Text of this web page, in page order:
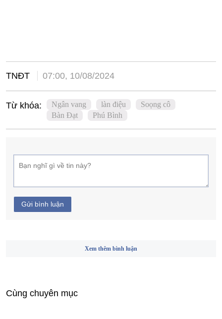
TNĐT 07:00, 10/08/2024
Từ khóa: Ngân vang làn điệu
Soọng cô
Bàn Đạt
Phú Bình
Gửi bình luận
Xem thêm bình luận
Cùng chuyên mục